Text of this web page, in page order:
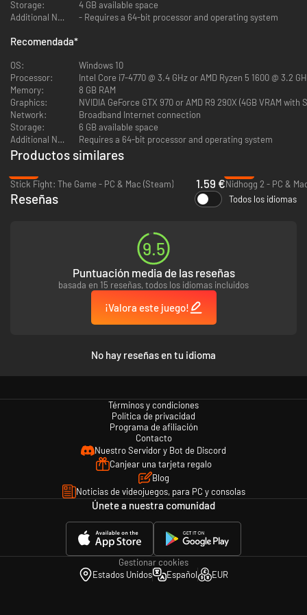
Storage:
4 GB available space
Additional Notes:
- Requires a 64-bit processor and operating system
Recomendada*
OS:
Windows 10
Processor:
Intel Core i7-4770 @ 3.4 GHz or AMD Ryzen 5 1600 @ 3.2
Memory:
8 GB RAM
Graphics:
NVIDIA GeForce GTX 970 or AMD R9 290X (4GB VRAM
Network:
Broadband Internet connection
Storage:
6 GB available space
Additional Notes:
Requires a 64-bit processor and operating system
Productos similares
Stick Fight: The Game - PC & Mac (Steam)
1.59 €Nidhogg 2 - PC &
Reseñas Todos los idiomas
9.5
Puntuación media de las reseñas
basada en 15 reseñas, todos los idiomas incluidos
¡Valora este juego!
No hay reseñas en tu idioma
Términos y condiciones
Política de privacidad
Programa de afiliación
Contacto
Nuestro Servidor y Bot de Discord
Canjear una tarjeta regalo
Blog
Noticias de videojuegos, para PC y consolas
Únete a nuestra comunidad
Gestionar cookies
Estados Unidos
Español EUR